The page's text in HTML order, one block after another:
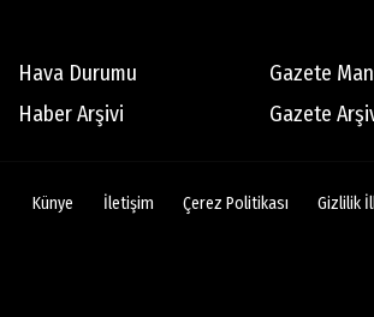
Mutsuz son
Dikiş tutturamayan 76ers'ın
Hava Durumu
Gazete
Haber Arşivi
Gazete
Künye İletişim Çerez Politikası Gizlilik